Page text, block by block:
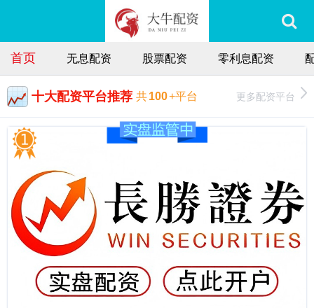
首页 无息配资 股票配资 零利息配资
十大配资平台推荐 共100+平台 更多配资平台